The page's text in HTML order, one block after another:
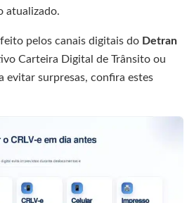
atualizado.
pelos canais digitais do Detran
Carteira Digital de Trânsito ou
evitar surpresas, confira estes